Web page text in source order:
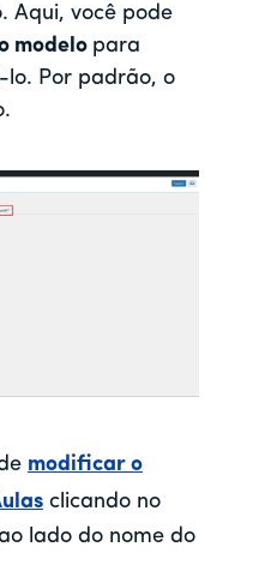
Aqui, você pode
modelo para
Por padrão, o
modificar o
clicando no
lado do nome do